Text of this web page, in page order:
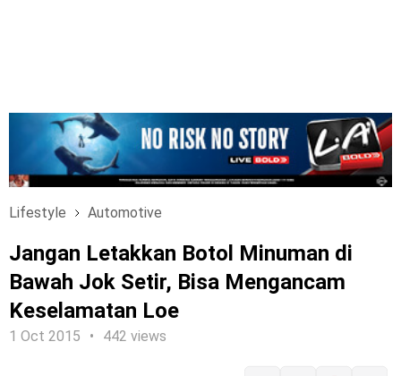
Lifestyle Automotive
Jangan Letakkan Botol Minuman di
Bawah Jok Setir, Bisa Mengancam
Keselamatan Loe
1 Oct 2015 442 views